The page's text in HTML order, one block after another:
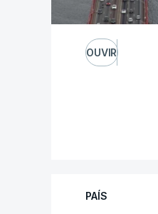
OUVIR
PAÍS